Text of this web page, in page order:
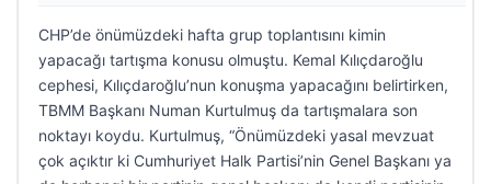
CHP’de önümüzdeki hafta grup toplantısını kimin
yapacağı tartışma konusu olmuştu. Kemal Kılıçdaroğlu
cephesi, Kılıçdaroğlu’nun konuşma yapacağını belirtirken,
TBMM Başkanı Numan Kurtulmuş da tartışmalara son
noktayı koydu. Kurtulmuş, “Önümüzdeki yasal mevzuat
çok açıktır ki Cumhuriyet Halk Partisi’nin Genel Başkanı ya